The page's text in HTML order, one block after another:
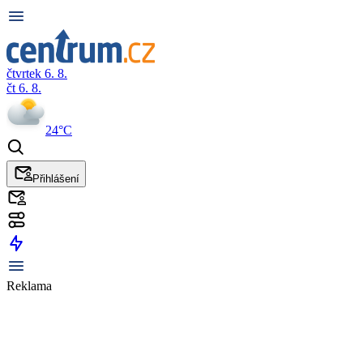
čtvrtek 6. 8.
čt 6. 8.
24°C
Přihlášení
Reklama